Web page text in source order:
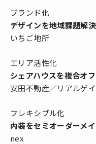
ブランド化
デザインを地域課題解
いちご地所
エリア活性化
シェアハウスを複合オ
安田不動産／リアルゲ
フレキシブル化
内装をセミオーダーメ
nex